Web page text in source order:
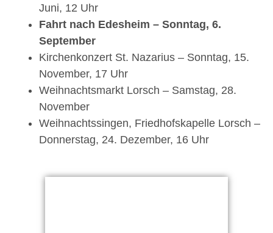
Juni, 12 Uhr
Fahrt nach Edesheim – Sonntag, 6.
September
Kirchenkonzert St. Nazarius – Sonntag, 15.
November, 17 Uhr
Weihnachtsmarkt Lorsch – Samstag, 28.
November
Weihnachtssingen, Friedhofskapelle Lorsch –
Donnerstag, 24. Dezember, 16 Uhr